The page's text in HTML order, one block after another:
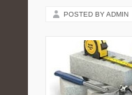
POSTED BY ADMIN